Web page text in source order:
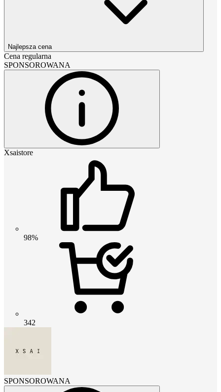
Najlepsza cena
Cena regularna
SPONSOROWANA
Xsaistore
98%
342
SPONSOROWANA